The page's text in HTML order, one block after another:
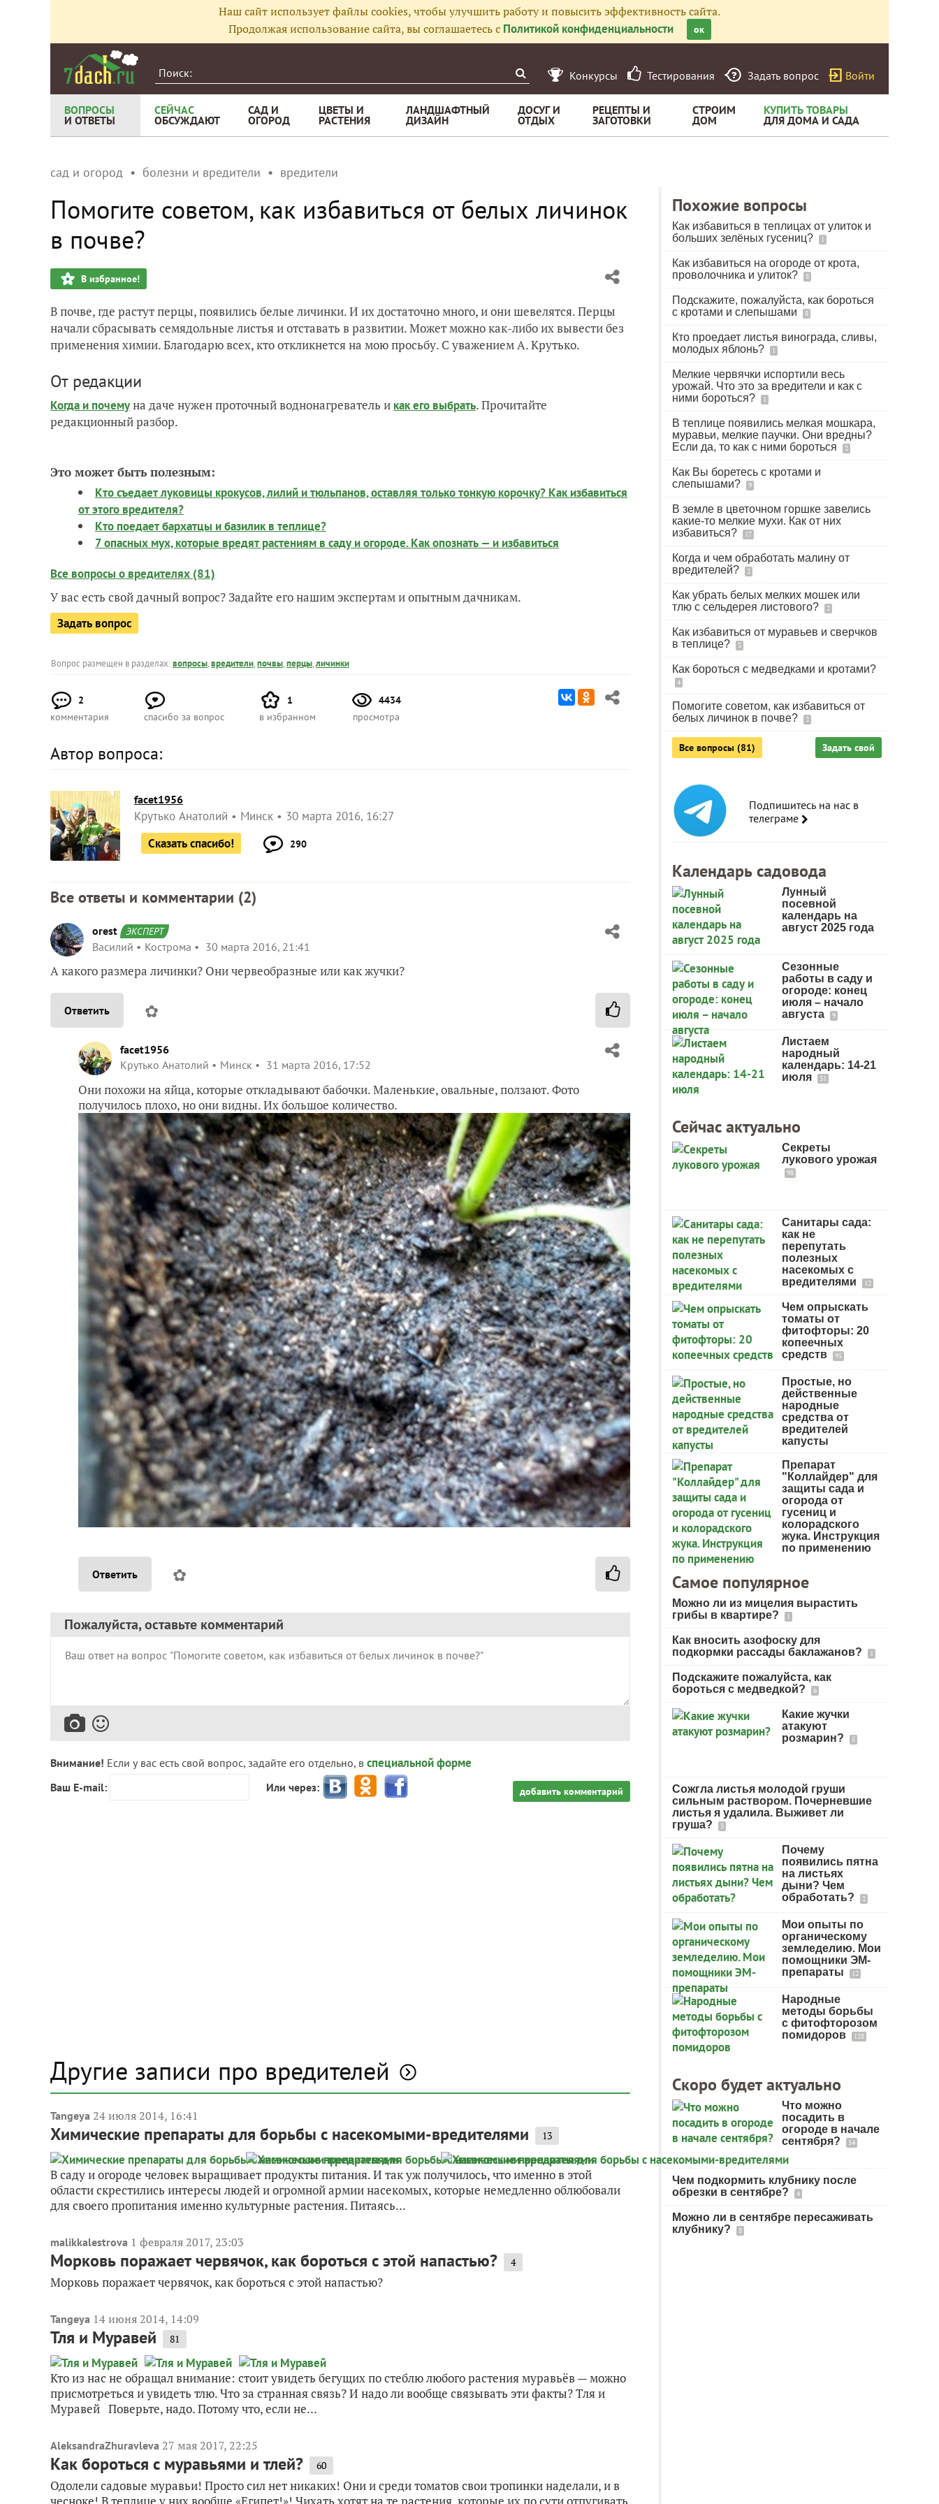
Наш сайт использует файлы cookies, чтобы улучшить работу и повысить эффективность сайта.
Продолжая использование сайта, вы соглашаетесь с Политикой конфиденциальности ок
Конкурсы Тестирования Задать вопрос Войти
ВОПРОСЫ
И ОТВЕТЫ
СЕЙЧАС
ОБСУЖДАЮТ
САД И
ОГОРОД
ЦВЕТЫ И
РАСТЕНИЯ
ЛАНДШАФТНЫЙ
ДИЗАЙН
ДОСУГ И
ОТДЫХ
РЕЦЕПТЫ И
ЗАГОТОВКИ
СТРОИМ
ДОМ
КУПИТЬ ТОВАРЫ
ДЛЯ ДОМА И САДА
сад и огород болезни и вредители вредители
Помогите советом, как избавиться от белых личинок
в почве?
В избранное!
В почве, где растут перцы, появились белые личинки. И их достаточно много, и они шевелятся. Перцы
начали сбрасывать семядольные листья и отставать в развитии. Может можно как-либо их вывести без
применения химии. Благодарю всех, кто откликнется на мою просьбу. С уважением А. Крутько.
От редакции
Когда и почемуна даче нужен проточный воднонагреватель и как его выбрать. Прочитайте
редакционный разбор.
Это может быть полезным:
Кто съедает луковицы крокусов, лилий и тюльпанов, оставляя только тонкую корочку? Как избавиться
от этого вредителя?
Кто поедает бархатцы и базилик в теплице?
7 опасных мух, которые вредят растениям в саду и огороде. Как опознать — и избавиться
Все вопросы о вредителях (81)
У вас есть свой дачный вопрос? Задайте его нашим экспертам и опытным дачникам.
Задать вопрос
Вопрос размещен в разделах:вопросы,вредители,почвы,перцы,личинки
2
комментария
спасибо за вопрос
1
в избранном
4434
просмотра
Автор вопроса:
facet1956
Крутько Анатолий Минск
30 марта 2016, 16:27
Сказать спасибо!
290
Все ответы и комментарии (2)
orest ЭКСПЕРТ
Василий Кострома 30 марта 2016, 21:41
А какого размера личинки? Они червеобразные или как жучки?
Ответить ✿
facet1956
Крутько Анатолий
Минск 31 марта 2016, 17:52
Они похожи на яйца, которые откладывают бабочки. Маленькие, овальные, ползают. Фото
получилось плохо, но они видны. Их большое количество.
Ответить ✿
Пожалуйста, оставьте комментарий
Внимание! Если у вас есть свой вопрос, задайте его отдельно, в специальной форме
Ваш E-mail: Или через: добавить комментарий
Другие записи про вредителей
Tangeya 24 июля 2014, 16:41
Химические препараты для борьбы с насекомыми-вредителями 13
В саду и огороде человек выращивает продукты питания. И так уж получилось, что именно в этой
области скрестились интересы людей и огромной армии насекомых, которые немедленно облюбовали
для своего пропитания именно культурные растения. Питаясь...
malikkalestrova 1 февраля 2017, 23:03
Морковь поражает червячок, как бороться с этой напастью? 4
Морковь поражает червячок, как бороться с этой напастью?
Tangeya 14 июня 2014, 14:09
Тля и Муравей 81
Кто из нас не обращал внимание: стоит увидеть бегущих по стеблю любого растения муравьёв — можно
присмотреться и увидеть тлю. Что за странная связь? И надо ли вообще связывать эти факты? Тля и
Муравей Поверьте, надо. Потому что, если не...
AleksandraZhuravleva 27 мая 2017, 22:25
Как бороться с муравьями и тлей? 60
Одолели садовые муравьи! Просто сил нет никаких! Они и среди томатов свои тропинки наделали, и в
чесноке! В теплице у них вообще «Египет!»! Чихать хотят на те растения, которые их по сути отпугивать
Похожие вопросы
Как избавиться в теплицах от улиток и
больших зелёных гусениц?
1
Как избавиться на огороде от крота,
проволочника и улиток?
8
Подскажите, пожалуйста, как бороться
с кротами и слепышами
8
Кто проедает листья винограда, сливы,
молодых яблонь?
1
Мелкие червячки испортили весь
урожай. Что это за вредители и как с
ними бороться?
1
В теплице появились мелкая мошкара,
муравьи, мелкие паучки. Они вредны?
Если да, то как с ними бороться
2
Как Вы боретесь с кротами и
слепышами?
9
В земле в цветочном горшке завелись
какие-то мелкие мухи. Как от них
избавиться?
17
Когда и чем обработать малину от
вредителей?
2
Как убрать белых мелких мошек или
тлю с сельдерея листового?
2
Как избавиться от муравьев и сверчков
в теплице?
3
Как бороться с медведками и кротами?
4
Помогите советом, как избавиться от
белых личинок в почве?
2
Все вопросы (81) Задать свой
Подпишитесь на нас в
телеграме
Календарь садовода
Лунный
посевной
календарь на
август 2025 года
Сезонные
работы в саду и
огороде: конец
июля – начало
августа
9
Листаем
народный
календарь: 14-21
июля
31
Сейчас актуально
Секреты
лукового урожая
98
Санитары сада:
как не
перепутать
полезных
насекомых с
вредителями
12
Чем опрыскать
томаты от
фитофторы: 20
копеечных
средств
95
Простые, но
действенные
народные
средства от
вредителей
капусты
Препарат
"Коллайдер" для
защиты сада и
огорода от
гусениц и
колорадского
жука. Инструкция
по применению
Самое популярное
Можно ли из мицелия вырастить
грибы в квартире?
1
Как вносить азофоску для
подкормки рассады баклажанов?
1
Подскажите пожалуйста, как
бороться с медведкой?
6
Какие жучки
атакуют
розмарин?
5
Сожгла листья молодой груши
сильным раствором. Почерневшие
листья я удалила. Выживет ли
груша?
3
Почему
появились пятна
на листьях
дыни? Чем
обработать?
2
Мои опыты по
органическому
земледелию. Мои
помощники ЭМ-
препараты
12
Народные
методы борьбы
с фитофторозом
помидоров
128
Скоро будет актуально
Что можно
посадить в
огороде в начале
сентября?
54
Чем подкормить клубнику после
обрезки в сентябре?
4
Можно ли в сентябре пересаживать
клубнику?
8